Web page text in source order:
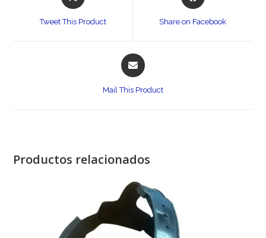
in
Tweet This Product
in
Share on Facebook
Opens
in
Mail This Product
Productos relacionados